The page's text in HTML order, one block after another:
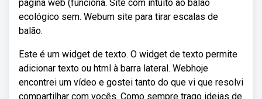
pagina web (funciona. Site com intuito ao balão
ecológico sem. Webum site para tirar escalas de
balão.
Este é um widget de texto. O widget de texto permite
adicionar texto ou html à barra lateral. Webhoje
encontrei um vídeo e gostei tanto do que vi que resolvi
compartilhar com vocês. Como sempre trago ideias de